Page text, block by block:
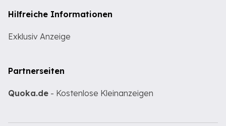
Hilfreiche Informationen
Exklusiv Anzeige
Partnerseiten
Quoka.de - Kostenlose Kleinanzeigen